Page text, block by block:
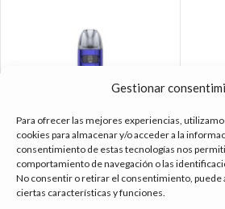
Gestionar
Para ofrecer las mejores experiencias,
cookies para almacenar y/o acceder a la
consentimiento de estas tecnologías nos
comportamiento de navegación o las
No consentir o retirar el consentimiento, puede
ciertas características y funciones.
UWELL CALIBURN A2S POD KIT
PURPLE
UWELL